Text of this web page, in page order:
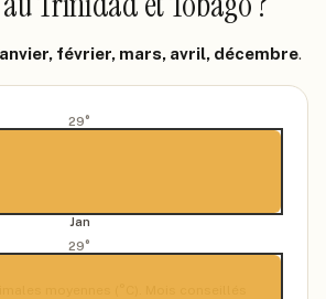
février, mars, avril, décembre.
29°
Jan
29°